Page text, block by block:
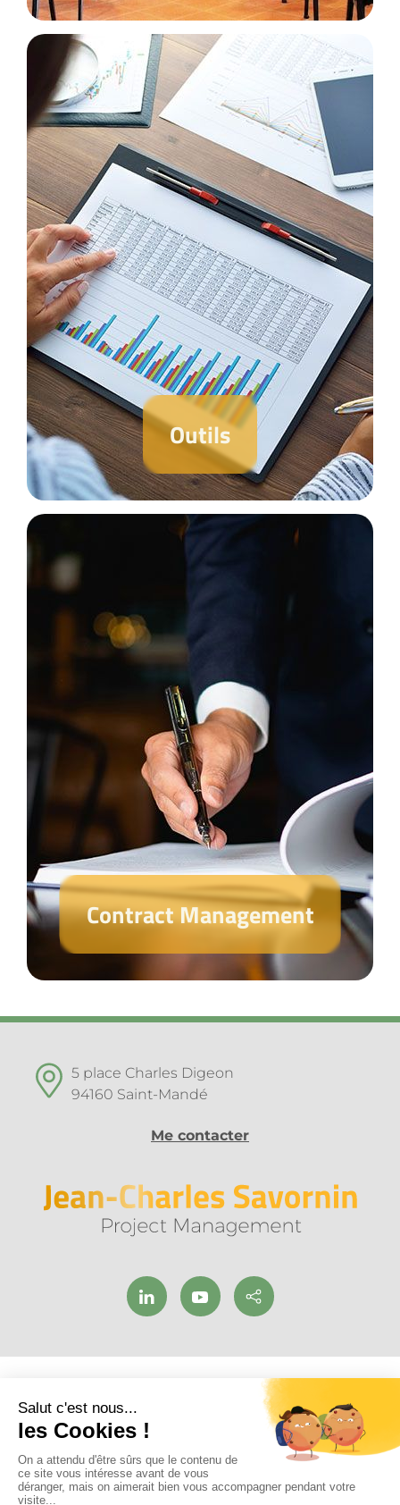
Outils
Contract Management
5 place Charles Digeon
94160 Saint-Mandé
Me contacter
Mentions légales
Politique de confidentialité
Politique des cookies